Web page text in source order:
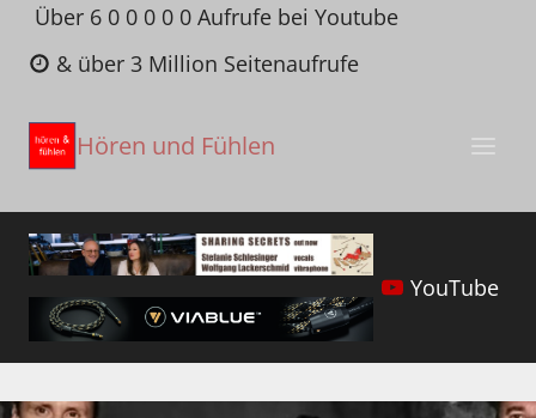
Zum
Inhalt
springen
Über 6 0 0 0 0 0 Aufrufe bei Youtube
& über 3 Million Seitenaufrufe
Hören und Fühlen
YouTube